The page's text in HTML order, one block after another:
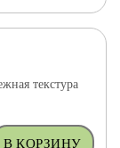
текстура